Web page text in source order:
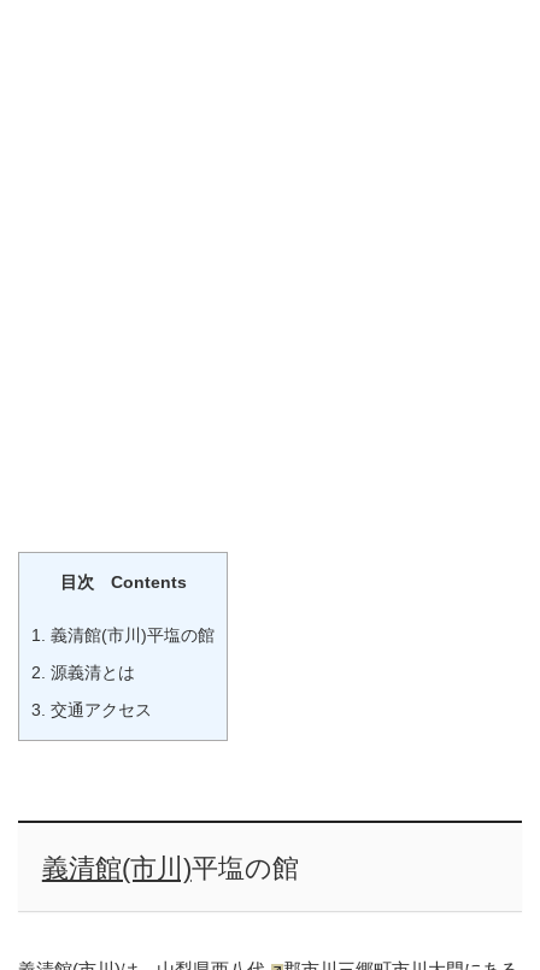
目次 Contents
1.
義清館(市川)平塩の館
2. 源義清とは
3. 交通アクセス
義清館(市川)平塩の館